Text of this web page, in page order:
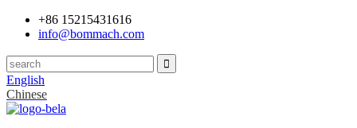
+86 15215431616
info@bommach.com
English
Chinese